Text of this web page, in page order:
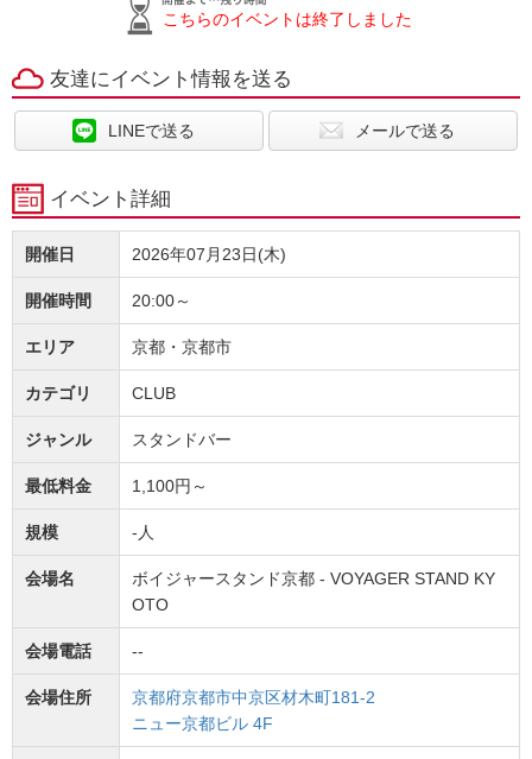
こちらのイベントは終了しました
友達にイベント情報を送る
LINEで送る メールで送る
イベント詳細
開催日 2026年07月23日(木)
開催時間 20:00～
エリア 京都・京都市
カテゴリ CLUB
ジャンル スタンドバー
最低料金 1,100円～
規模 -人
会場名
ボイジャースタンド京都 - VOYAGER STAND KY
OTO
会場電話 --
会場住所
京都府京都市中京区材木町181-2
ニュー京都ビル 4F